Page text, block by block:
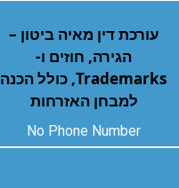
עורכת דין מאיה ביטון –
הגירה, חוזים ו-
Trademarks, כולל הכנה
למבחן האזרחות
No Phone Number